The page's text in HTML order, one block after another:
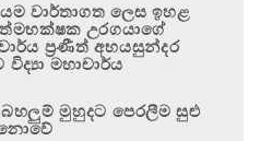
වාර්තාගත ලෙස ඉහළ
උරගයාගේ
ප්‍රණීත් අභයසුන්දර
මහාචාර්ය
මුහුදට පෙරලීම සුළු